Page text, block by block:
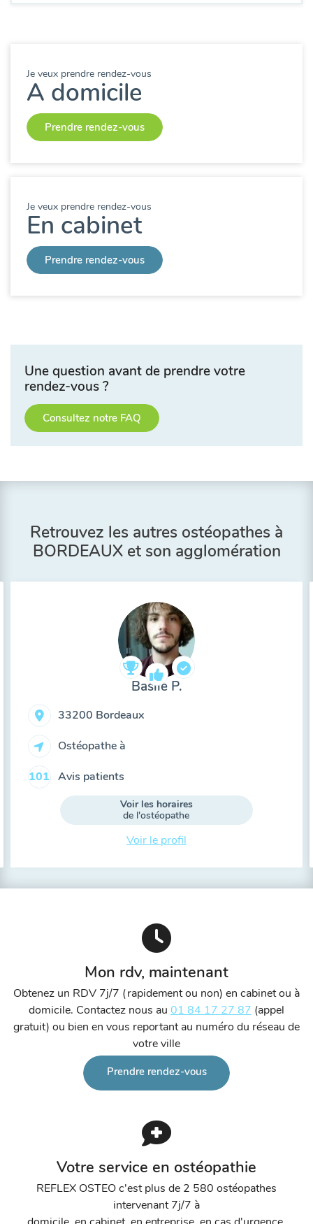
Je veux prendre rendez-vous
A domicile
Prendre rendez-vous
Je veux prendre rendez-vous
En cabinet
Prendre rendez-vous
Une question avant de prendre votre
rendez-vous ?
Consultez notre FAQ
Retrouvez les autres ostéopathes à
BORDEAUX et son agglomération
Basile P.
33200 Bordeaux
Ostéopathe à
101 Avis patients
Voir les horaires
de l'ostéopathe
Voir le profil
Mon rdv, maintenant
Obtenez un RDV 7j/7 (rapidement ou non) en cabinet ou à
domicile. Contactez nous au 01 84 17 27 87 (appel
gratuit) ou bien en vous reportant au numéro du réseau de
votre ville
Prendre rendez-vous
Votre service en ostéopathie
REFLEX OSTEO c'est plus de 2 580 ostéopathes
intervenant 7j/7 à